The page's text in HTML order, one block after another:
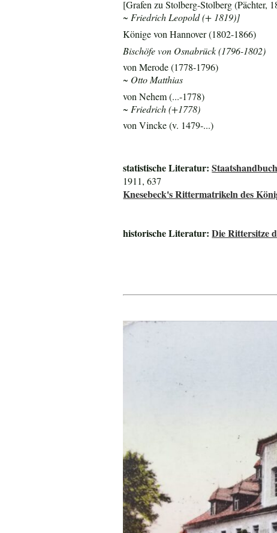
[Grafen zu Stolberg-Stolberg (Pächter,
~ Friedrich Leopold (+ 1819)]
Könige von Hannover (1802-1866)
Bischöfe von Osnabrück (1796-1802)
von Merode (1778-1796)
~ Otto Matthias
von Nehem (...-1778)
~ Friedrich (+1778)
von Vincke (v. 1479-...)
statistische Literatur:
1911, 637
Knesebeck's Rittermatrikeln des
historische Literatur:Die Rittersitze